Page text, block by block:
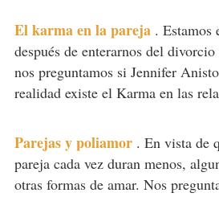
El karma en la pareja . Estamos
después de enterarnos del
nos preguntamos si Jennifer
realidad existe el Karma en las
Parejas y poliamor . En vista de
pareja cada vez duran menos,
otras formas de amar. Nos